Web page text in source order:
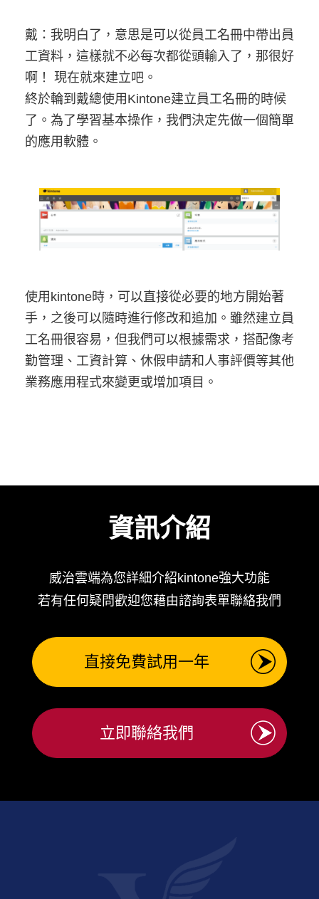
戴：我明白了，意思是可以從員工名冊中帶出員
工資料，這樣就不必每次都從頭輸入了，那很好
啊！ 現在就來建立吧。
終於輪到戴總使用Kintone建立員工名冊的時候
了。為了學習基本操作，我們決定先做一個簡單
的應用軟體。
使用kintone時，可以直接從必要的地方開始著
手，之後可以隨時進行修改和追加。雖然建立員
工名冊很容易，但我們可以根據需求，搭配像考
勤管理、工資計算、休假申請和人事評價等其他
業務應用程式來變更或增加項目。
資訊介紹
威治雲端為您詳細介紹kintone強大功能
若有任何疑問歡迎您藉由諮詢表單聯絡我們
直接免費試用一年
立即聯絡我們